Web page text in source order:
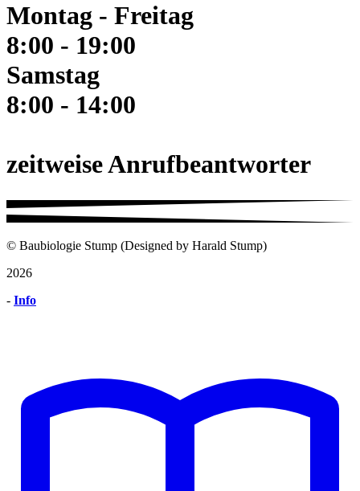
Montag - Freitag
8:00 - 19:00
Samstag
8:00 - 14:00
zeitweise Anrufbeantworter
© Baubiologie Stump (Designed by Harald Stump)
2026
- Info